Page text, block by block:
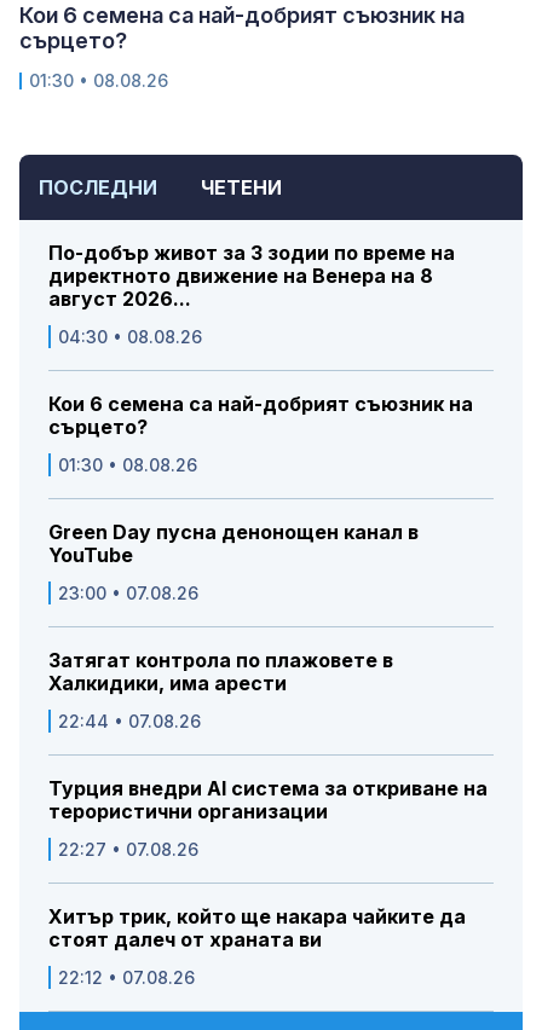
ПОСЛЕДНИ ЧЕТЕНИ
По-добър живот за 3 зодии по време на
директното движение на Венера на 8
август 2026...
04:30 • 08.08.26
Кои 6 семена са най-добрият съюзник на
сърцето?
01:30 • 08.08.26
Green Day пусна денонощен канал в
YouTube
23:00 • 07.08.26
Затягат контрола по плажовете в
Халкидики, има арести
22:44 • 07.08.26
Турция внедри AI система за откриване на
терористични организации
22:27 • 07.08.26
Хитър трик, който ще накара чайките да
стоят далеч от храната ви
22:12 • 07.08.26
Кои 6 семена са най-добрият съюзник на
сърцето?
01:30 • 08.08.26